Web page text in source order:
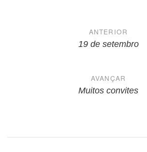
NavegaçãoANTERIOR
19 de setembro
AVANÇAR
Muitos convites